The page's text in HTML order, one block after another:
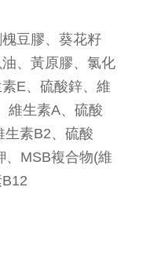
豆膠、葵花籽
、黃原膠、氯化
E、硫酸鋅、維
維生素A、硫酸
生素B2、硫酸
、MSB複合物(維